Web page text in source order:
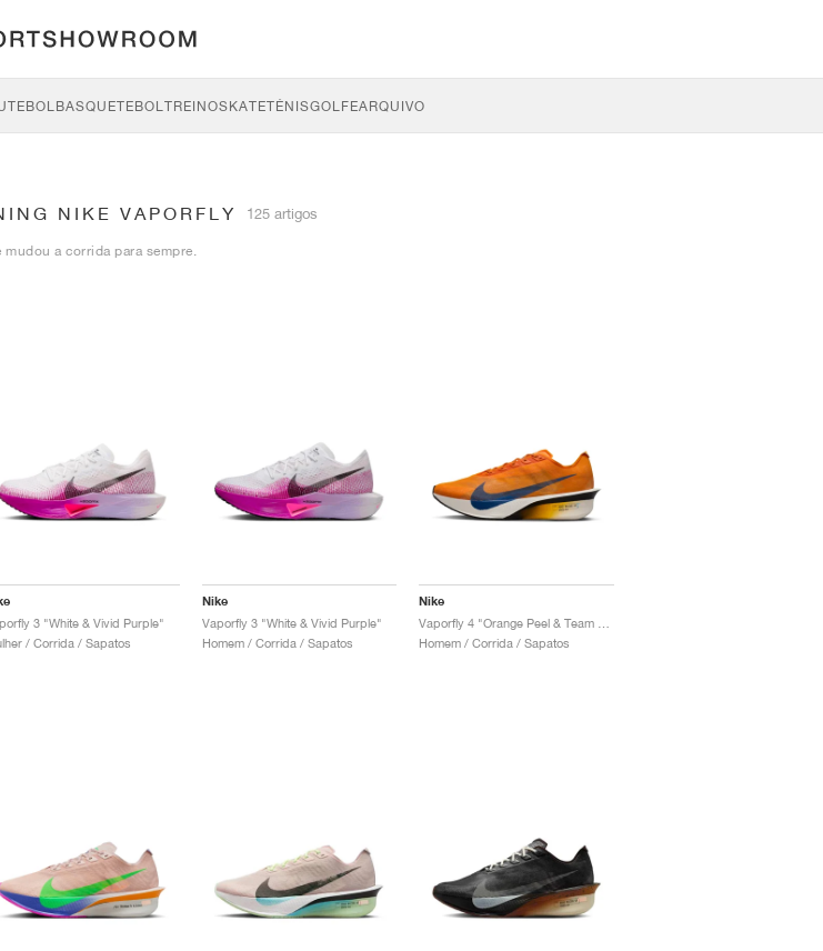
BASQUETEBOLTREINOSKATETÉNISGOLFEARQUIVO
NIKE VAPORFLY 125 artigos
a corrida para sempre.
3 "White & Vivid Purple"
/ Corrida / Sapatos
Nike
Vaporfly 3 "White & Vivid Purple"
Homem / Corrida / Sapatos
Nike
Homem / Corrida / Sapatos